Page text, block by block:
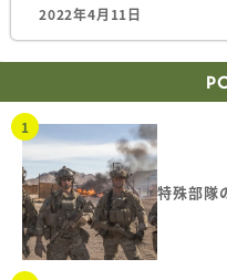
2022年4月11日
特殊部隊